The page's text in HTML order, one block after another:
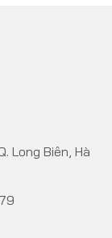
Long Biên, Hà